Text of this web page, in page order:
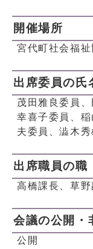
開催場所
宮代町社会福
出席委員の氏
茂田雅良委員
幸喜子委員、
夫委員、澁木秀
出席職員の職
高橋課長、草
会議の公開・
公開